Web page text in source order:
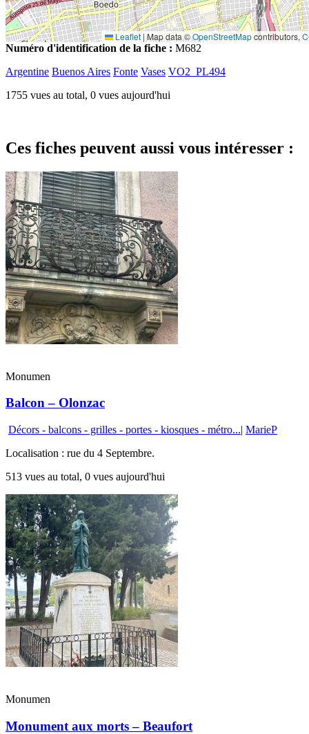
Leaflet |Map data ©OpenStreetMapcontributors,
Numéro d'identification de la fiche : M682
Argentine Buenos Aires Fonte Vases VO2_PL494
1755 vues au total, 0 vues aujourd'hui
Ces fiches peuvent aussi vous intéresser :
Monumen
Balcon – Olonzac
Décors - balcons - grilles - portes - kiosques - métro...| MarieP
Localisation : rue du 4 Septembre.
513 vues au total, 0 vues aujourd'hui
Monumen
Monument aux morts – Beaufort